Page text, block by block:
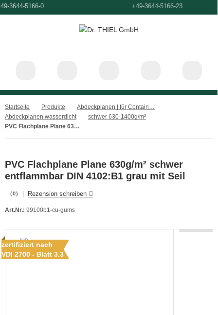
+49-3644-5166-
+49-3644-5166-0
Startseite Produkte
Abdeckplanen | für Container, Ladeflächen und Anhänger
Abdeckplanen wasserdicht
schwer 630-1400g/m²
PVC Flachplane Plane 630g/m² schwer entflammbar DIN 4102:B1 grau mit Seil
PVC Flachplane Plane 630g/m² schwer
entflammbar DIN 4102:B1 grau mit Seil
(0) Rezension schreiben
Art.Nr.: 99100b1-cu-gums
zertifiziert nach
VDI 2700 - Blatt 3.3